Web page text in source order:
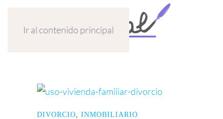
Ir al contenido principal
DIVORCIO INMOBILIARIO